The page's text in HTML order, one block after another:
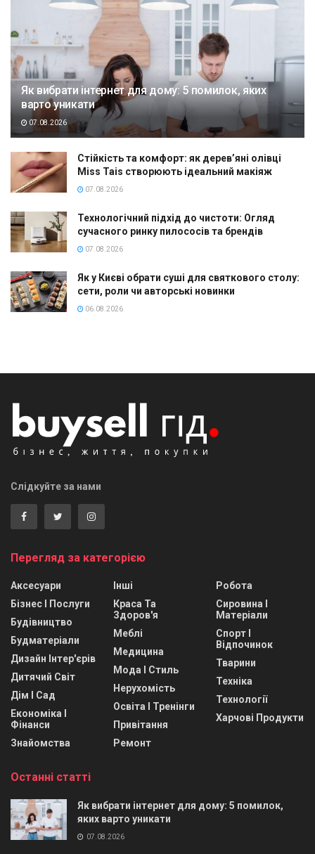
Як вибрати інтернет для дому: 5 помилок, яких
варто уникати
07.08.2026
Стійкість та комфорт: як дерев’яні олівці
Miss Tais створюють ідеальний макіяж
07.08.2026
Технологічний підхід до чистоти: Огляд
сучасного ринку пилососів та брендів
07.08.2026
Як у Києві обрати суші для святкового столу:
сети, роли чи авторські новинки
06.08.2026
Слідкуйте за нами
Перегляд за категорією
Аксесуари
Бізнес І Послуги
Будівництво
Будматеріали
Дизайн Інтер'єрів
Дитячий Світ
Дім І Сад
Економіка І
Фінанси
Знайомства
Інші
Краса Та
Здоров'я
Меблі
Медицина
Мода І Стиль
Нерухомість
Освіта І Тренінги
Привітання
Ремонт
Робота
Сировина І
Матеріали
Спорт І
Відпочинок
Тварини
Техніка
Технології
Харчові Продукти
Останні статті
Як вибрати інтернет для дому: 5 помилок,
яких варто уникати
07.08.2026